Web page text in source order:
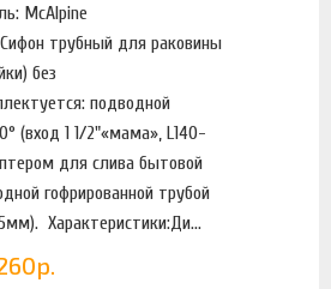
McAlpine
трубный для раковины
без
подводной
(вход 1 1/2"«мама», L140-
для слива бытовой
гофрированной трубой
Характеристики:Ди...
р.